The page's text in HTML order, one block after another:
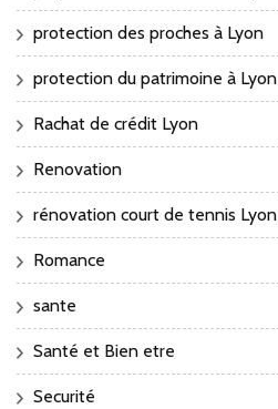
protection des proches à Lyon
protection du patrimoine à Lyon
Rachat de crédit Lyon
Renovation
rénovation court de tennis Lyon
Romance
sante
Santé et Bien etre
Securité